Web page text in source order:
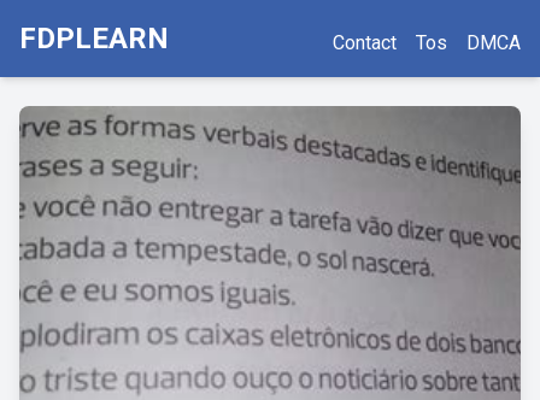
FDPLEARN Contact Tos DMCA